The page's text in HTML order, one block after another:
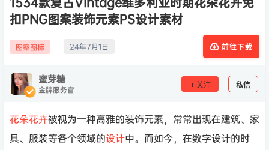
扣PNG图案装饰元素PS设计素材
图案图标 24年7月1日 前往下载
蜜芽糖
金牌服务官 关注 私信
花朵花卉被视为一种高雅的装饰元素，常常出现在建筑、家
具、服装等各个领域的设计中。而如今，在数字设计的时